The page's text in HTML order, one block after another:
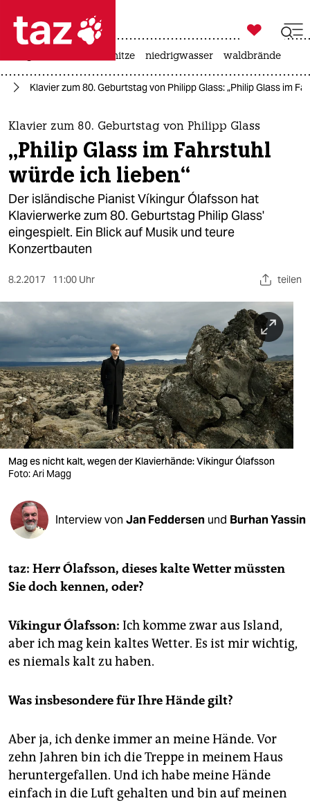
 taz zahl ich
taz zahl ich
themen
politik
öko
gesellschaft
kultur
sport
berlin
nord
wahrheit
verlag
verlag
veranstaltungen
fragen & hilfe
unterstützen
abo
epaper login

taz zahl ich
hitze niedrigwasser waldbrände
Klavier zum 80. Geburtstag von Philipp Glass: „Philip Glass im
Klavier zum 80. Geburtstag von Philipp Glass
„Philip Glass im Fahrstuhl
würde ich lieben“
Der isländische Pianist Víkingur Ólafsson hat
Klavierwerke zum 80. Geburtstag Philip Glass'
eingespielt. Ein Blick auf Musik und teure
Konzertbauten
8.2.2017 11:00 Uhr teilen
Mag es nicht kalt, wegen der Klavierhände: Vikingur Ólafsson
Foto: Ari Magg
Interview von Jan Feddersen und Burhan Yassin
taz: Herr Ólafsson, dieses kalte Wetter müssten
Sie doch kennen, oder?
Víkingur Ólafsson: Ich komme zwar aus Island,
aber ich mag kein kaltes Wetter. Es ist mir wichtig,
es niemals kalt zu haben.
Was insbesondere für Ihre Hände gilt?
Aber ja, ich denke immer an meine Hände. Vor
zehn Jahren bin ich die Treppe in meinem Haus
heruntergefallen. Und ich habe meine Hände
einfach in die Luft gehalten und bin auf meinen